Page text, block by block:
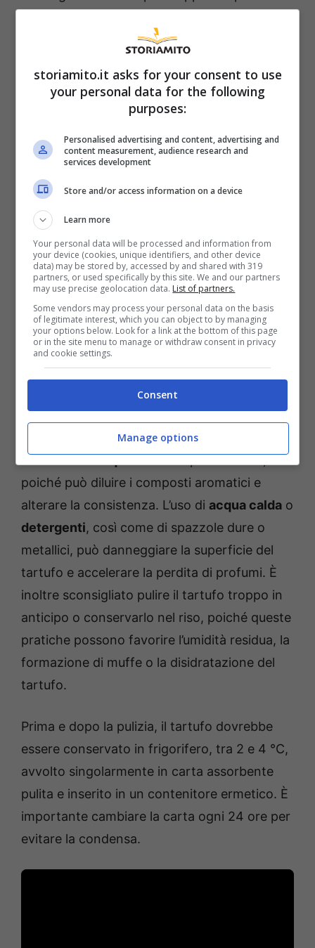
residui di terra, mentre l’uso dello
più incrostati. È cruciale procedere con
asciugatura immediatae, infine, lasciare
affettarlo direttamente sul piatto.
tartufo bianco(Tuber magnatum) è più
delicato e richiede una pulizia
prevalentemente a secco, con un contatto
minimo con l’acqua. Si consuma
esclusivamente a crudo, affettato finemente.
Al contrario, iltartufo nero(pregiato o
invernale) tollera meglio un breve risciacquo
sotto l’acqua e può essere sottoposto a brevi
cotture. La sua scorza più rugosa necessita
spesso di una spazzolatura più accurata.
Tra gli errori comuni nella pulizia del tartufo,
ammollo in acquaè forse il più dannoso,
poiché può diluire i composti aromatici e
alterare la consistenza. L’uso di acqua calda o
detergenti, così come di spazzole dure o
metallici, può danneggiare la superficie del
tartufo e accelerare la perdita di profumi. È
inoltre sconsigliato pulire il tartufo troppo in
anticipo o conservarlo nel riso, poiché queste
pratiche possono favorire l’umidità residua, la
formazione di muffe o la disidratazione del
tartufo.
Prima e dopo la pulizia, il tartufo dovrebbe
essere conservato in frigorifero, tra 2 e 4 °C,
avvolto singolarmente in carta assorbente
pulita e inserito in un contenitore ermetico. È
importante cambiare la carta ogni 24 ore per
evitare la condensa.
storiamito.it asks for your consent to use
your personal data for the following
purposes:
Personalised advertising and content, advertising and
content measurement, audience research and
services development
Store and/or access information on a device
Learn more
Your personal data will be processed and information from
your device (cookies, unique identifiers, and other device
data) may be stored by, accessed by and shared with 319
partners, or used specifically by this site. We and our partners
may use precise geolocation data. List of partners.
Some vendors may process your personal data on the basis
of legitimate interest, which you can object to by managing
your options below. Look for a link at the bottom of this page
or in the site menu to manage or withdraw consent in privacy
and cookie settings.
Consent
Manage options